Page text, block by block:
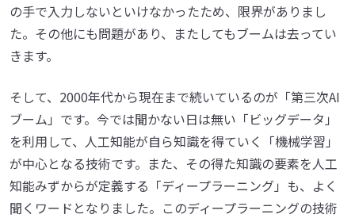
の手で入力しないといけなかったため、限界がありまし
た。その他にも問題があり、またしてもブームは去ってい
きます。
そして、2000年代から現在まで続いているのが「第三次AI
ブーム」です。今では聞かない日は無い「ビッグデータ」
を利用して、人工知能が自ら知識を得ていく「機械学習」
が中心となる技術です。また、その得た知識の要素を人工
知能みずからが定義する「ディープラーニング」も、よく
聞くワードとなりました。このディープラーニングの技術